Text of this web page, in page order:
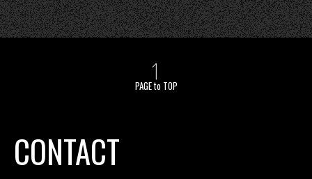
PAGE to TOP
CONTACT